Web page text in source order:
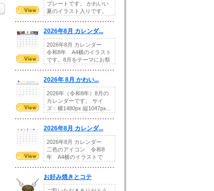
プレートです。 かわいい
夏のイラスト入りです。
2026年8月 カレンダ...
2026年8月 カレンダー
令和8年 A4横のイラスト
です。8月をテーマにお祭
2026年 8月 かわい...
2026年（令和8年）8月の
カレンダーです。 サイ
ズ：横1480px 縦1047px...
2026年8月 カレンダ...
2026年8月 カレンダー
二色のアイコン 令和8
年 A4横のイラストで
お好み焼きとコテ